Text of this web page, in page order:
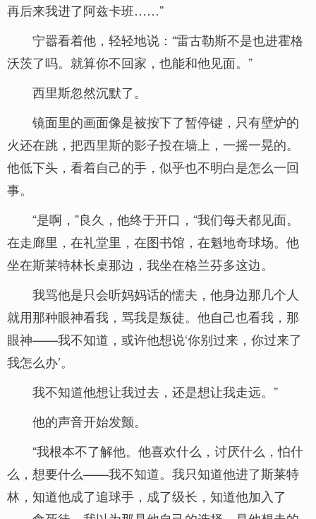
再后来我进了阿兹卡班……”
宁嚣看着他，轻轻地说：“雷古勒斯不是也进霍格
沃茨了吗。就算你不回家，也能和他见面。”
西里斯忽然沉默了。
镜面里的画面像是被按下了暂停键，只有壁炉的
火还在跳，把西里斯的影子投在墙上，一摇一晃的。
他低下头，看着自己的手，似乎也不明白是怎么一回
事。
“是啊，”良久，他终于开口，“我们每天都见面。
在走廊里，在礼堂里，在图书馆，在魁地奇球场。他
坐在斯莱特林长桌那边，我坐在格兰芬多这边。
我骂他是只会听妈妈话的懦夫，他身边那几个人
就用那种眼神看我，骂我是叛徒。他自己也看我，那
眼神——我不知道，或许他想说‘你别过来，你过来了
我怎么办’。
我不知道他想让我过去，还是想让我走远。”
他的声音开始发颤。
“我根本不了解他。他喜欢什么，讨厌什么，怕什
么，想要什么——我不知道。我只知道他进了斯莱特
林，知道他成了追球手，成了级长，知道他加入了